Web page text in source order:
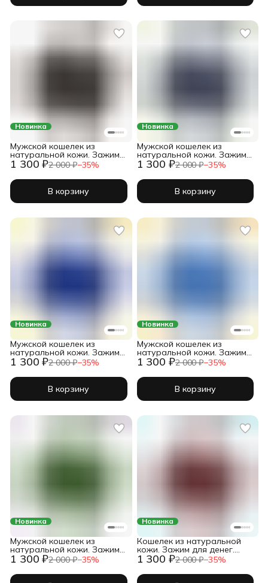
Новинка
1 300 ₽2 000 ₽−35%
Мужской кошелек из
натуральной кожи. Зажим
для денег. Кожаный
бифолд с зажимом для
купюр. Ультратонкий. Shiva
Leather. Коричневый
флоттер В корзину
Новинка
1 300 ₽2 000 ₽−35%
Мужской кошелек из
натуральной кожи. Зажим
для денег. Кожаный
бифолд с зажимом для
купюр. Ультратонкий. Shiva
Leather. В корзину
Новинка
1 300 ₽2 000 ₽−35%
Мужской кошелек из
натуральной кожи. Зажим
для денег. Кожаный
бифолд с зажимом для
купюр. Ультратонкий. Shiva
Leather. В корзину
Новинка
1 300 ₽2 000 ₽−35%
Мужской кошелек из
натуральной кожи. Зажим
для денег. Кожаный
бифолд с зажимом для
купюр. Ультратонкий. Shiva
Leather. В корзину
Новинка
1 300 ₽2 000 ₽−35%
Мужской кошелек из
натуральной кожи. Зажим
для денег. Кожаный
бифолд с зажимом для
купюр. Ультратонкий. Shiva
Новинка
1 300 ₽2 000 ₽−35%
Кошелек из натуральной
кожи. Зажим для денег.
Кожаный бифолд с
зажимом для купюр.
Ультратонкий. Shiva